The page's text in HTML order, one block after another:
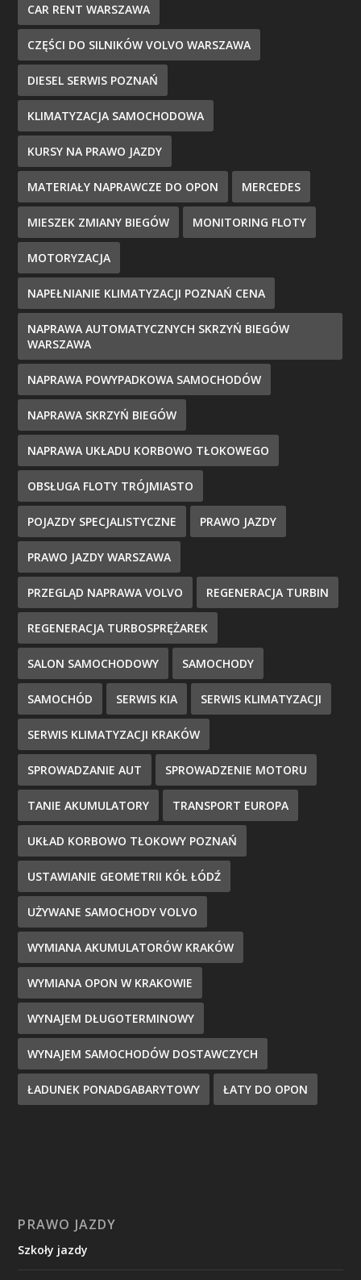
CAR RENT WARSZAWA
CZĘŚCI DO SILNIKÓW VOLVO WARSZAWA
DIESEL SERWIS POZNAŃ
KLIMATYZACJA SAMOCHODOWA
KURSY NA PRAWO JAZDY
MATERIAŁY NAPRAWCZE DO OPON MERCEDES
MIESZEK ZMIANY BIEGÓW MONITORING FLOTY
MOTORYZACJA
NAPEŁNIANIE KLIMATYZACJI POZNAŃ CENA
NAPRAWA AUTOMATYCZNYCH SKRZYŃ BIEGÓW
WARSZAWA
NAPRAWA POWYPADKOWA SAMOCHODÓW
NAPRAWA SKRZYŃ BIEGÓW
NAPRAWA UKŁADU KORBOWO TŁOKOWEGO
OBSŁUGA FLOTY TRÓJMIASTO
POJAZDY SPECJALISTYCZNE PRAWO JAZDY
PRAWO JAZDY WARSZAWA
PRZEGLĄD NAPRAWA VOLVO REGENERACJA TURBIN
REGENERACJA TURBOSPRĘŻAREK
SALON SAMOCHODOWY SAMOCHODY
SAMOCHÓD SERWIS KIA SERWIS KLIMATYZACJI
SERWIS KLIMATYZACJI KRAKÓW
SPROWADZANIE AUT SPROWADZENIE MOTORU
TANIE AKUMULATORY TRANSPORT EUROPA
UKŁAD KORBOWO TŁOKOWY POZNAŃ
USTAWIANIE GEOMETRII KÓŁ ŁÓDŹ
UŻYWANE SAMOCHODY VOLVO
WYMIANA AKUMULATORÓW KRAKÓW
WYMIANA OPON W KRAKOWIE
WYNAJEM DŁUGOTERMINOWY
WYNAJEM SAMOCHODÓW DOSTAWCZYCH
ŁADUNEK PONADGABARYTOWY ŁATY DO OPON
PRAWO JAZDY
Szkoły jazdy